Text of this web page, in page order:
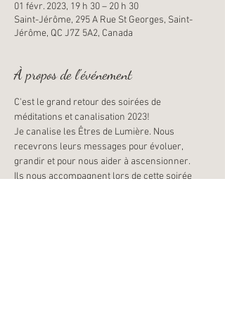
01 févr. 2023, 19 h 30 – 20 h 30
Saint-Jérôme, 295 A Rue St Georges, Saint-
Jérôme, QC J7Z 5A2, Canada
À propos de l'événement
C'est le grand retour des soirées de
méditations et canalisation 2023!
Je canalise les Êtres de Lumière. Nous
recevrons leurs messages pour évoluer,
grandir et pour nous aider à ascensionner.
Ils nous accompagnent lors de cette soirée